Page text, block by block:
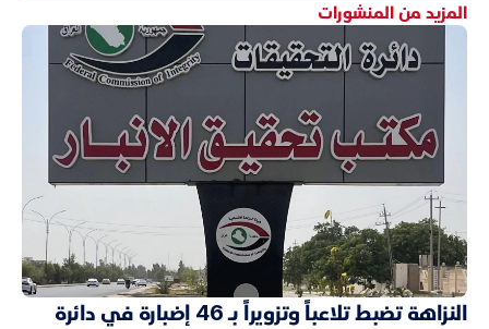
المزيد من المنشورات
النزاهة تضبط تلاعباً وتزويراً بـ 46 إضبارة في دائرة